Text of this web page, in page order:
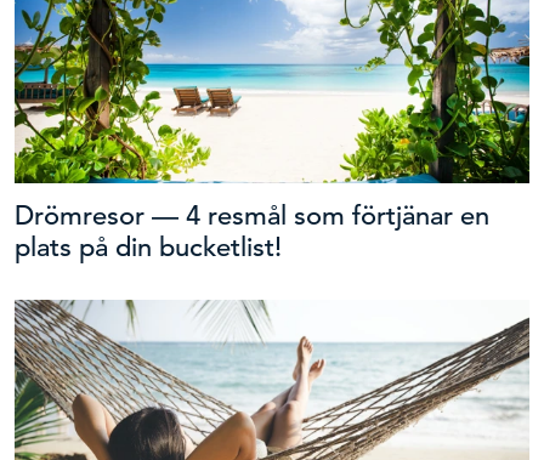
Drömresor — 4 resmål som förtjänar en
plats på din bucketlist!